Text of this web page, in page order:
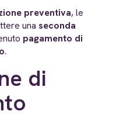
preventiva, le
una seconda
pagamento di
.
di